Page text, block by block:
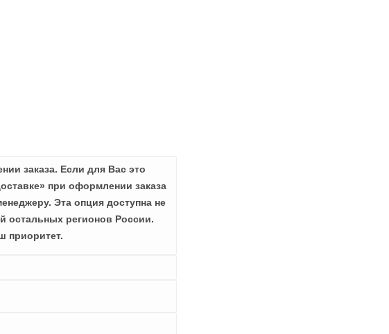
заказа. Если для Вас это
при оформлении заказа
Эта опция доступна не
остальных регионов России.
приоритет.